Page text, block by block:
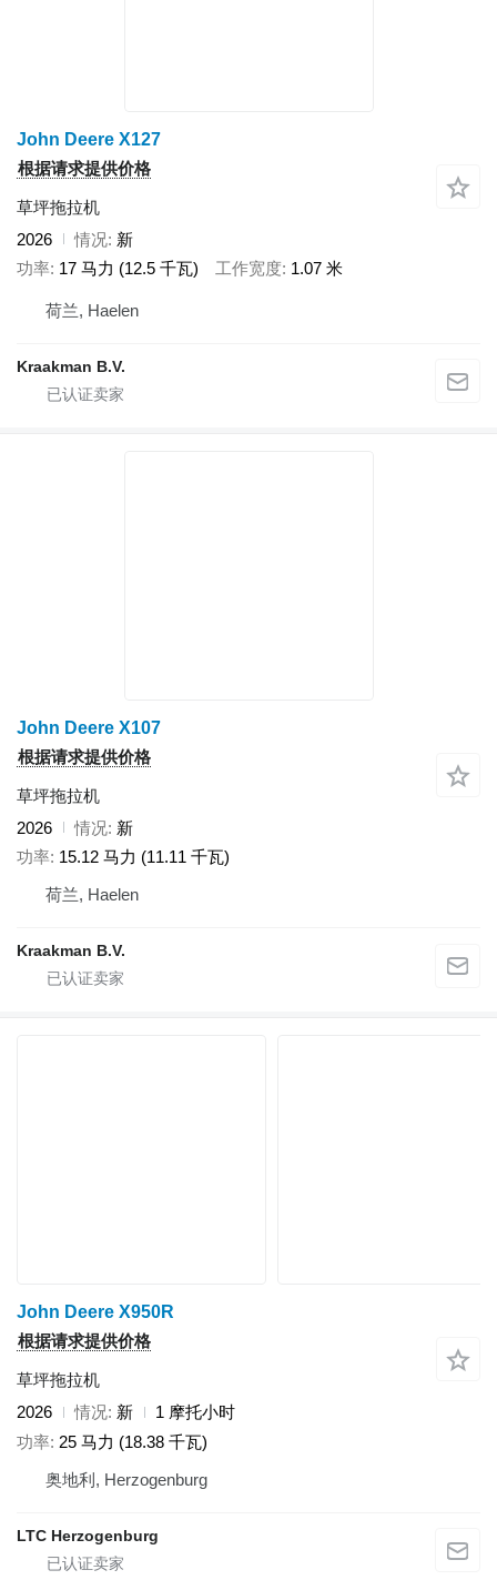
John Deere X127
根据请求提供价格
草坪拖拉机
2026
情况 新
功率 17 马力 (12.5 千瓦) 工作宽度 1.07 米
荷兰, Haelen
Kraakman B.V.
John Deere X107
根据请求提供价格
草坪拖拉机
2026
情况 新
功率 15.12 马力 (11.11 千瓦)
荷兰, Haelen
Kraakman B.V.
John Deere X950R
根据请求提供价格
草坪拖拉机
2026
情况 新
1 摩托小时
功率 25 马力 (18.38 千瓦)
奥地利, Herzogenburg
LTC Herzogenburg